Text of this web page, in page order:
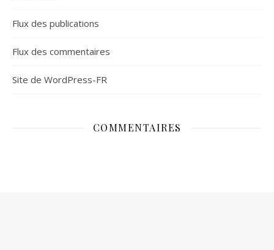
Flux des publications
Flux des commentaires
Site de WordPress-FR
COMMENTAIRES